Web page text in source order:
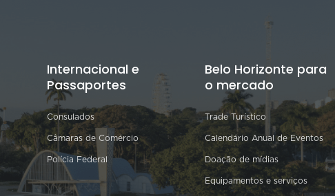
Internacional e
Passaportes
Consulados
Câmaras de Comércio
Polícia Federal
Belo Horizonte para
o mercado
Trade Turístico
Calendário Anual de Eventos
Doação de mídias
Equipamentos e serviços